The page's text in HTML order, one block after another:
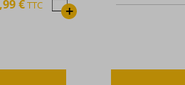
+
€TTC